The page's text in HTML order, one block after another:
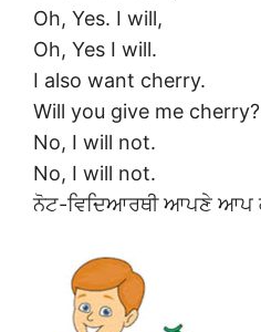
Oh, Yes. I will,
Oh, Yes I will.
I also want cherry.
Will you give me cherry?
No, I will not.
No, I will not.
ਨੋਟ-ਵਿਦਿਆਰਥੀ ਆਪਣੇ ਆਪ